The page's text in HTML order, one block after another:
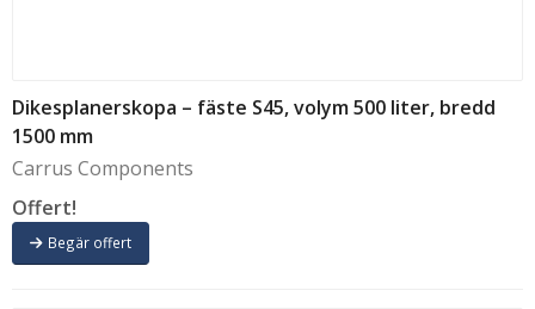
Dikesplanerskopa – fäste S45, volym 500 liter, bredd
1500 mm
Carrus Components
Offert!
Begär offert